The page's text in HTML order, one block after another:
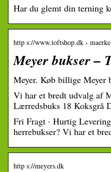
Har du glemt din terning
http s://www.toftshop.dk ›
Meyer bukser –
Meyer. Køb billige Meyer
Vi har et bredt udvalg af
Lærredsbuks 18 Koksgrå
Fri Fragt · Hurtig
herrebukser? Vi har et
http s://meyers.dk